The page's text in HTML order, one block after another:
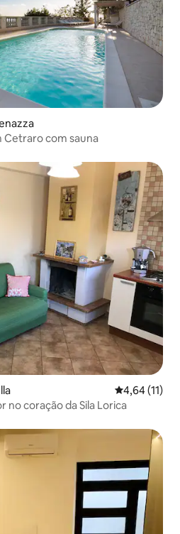
com sauna
4,64 de uma
4,64 (11)
coração da Sila Lorica